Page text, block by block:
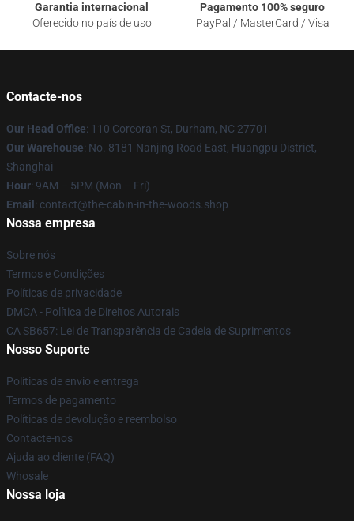
Garantia internacional
Oferecido no país de uso
Pagamento 100% seguro
PayPal / MasterCard / Visa
Contacte-nos
Our Head Office: 110 Corcoran St, Durham, NC 27701
Our Warehouse: No. 8181 Nanjing Road East, Huangpu District,
Shanghai
Hour: 9AM – 5PM (Mon – Fri)
Email : contact@the-cabin-in-the-woods.shop
Nossa empresa
Sobre nós
Termos e Condições
Políticas de privacidade
DMCA - Política de Direitos Autorais
CA SB657: Lei de Transparência de Cadeia de Suprimentos
Nosso Suporte
Políticas de envio e entrega
Termos de pagamento
Políticas de devolução e reembolso
Contacte-nos
Ajuda ao cliente (FAQ)
Whosale
Nossa loja